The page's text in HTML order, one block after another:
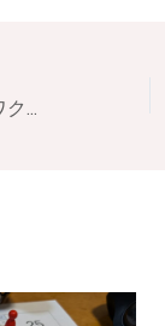
Roasted Dice Studio、日常に”ワクワク”を注入する第85弾配信シングル「探してるのは、小さな冒険」をリリース！